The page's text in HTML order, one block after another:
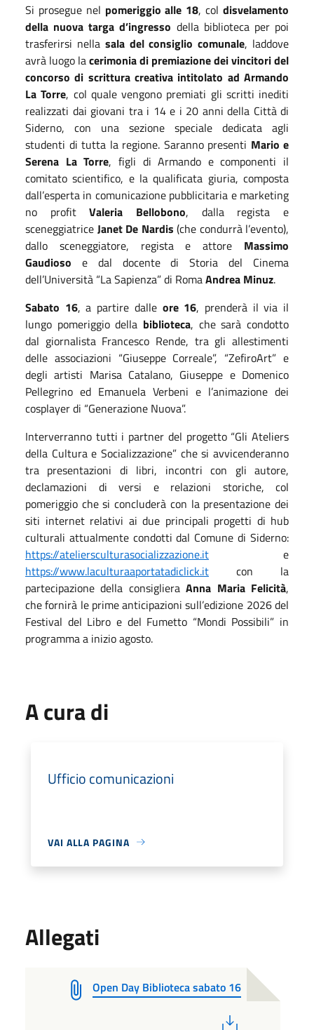
Si prosegue nel pomeriggio alle 18, coldisvelamento
della nuova targa d’ingresso della biblioteca per poi
trasferirsi nella sala del consiglio comunale, laddove
avrà luogo lacerimonia di premiazione dei vincitori del
concorso di scrittura creativa intitolato ad Armando
La Torre, col quale vengono premiati gli scritti inediti
realizzati dai giovani tra i 14 e i 20 anni della Città di
Siderno, con una sezione speciale dedicata agli
studenti di tutta la regione. Saranno presenti Mario e
Serena La Torre, figli di Armando e componenti il
comitato scientifico, e la qualificata giuria, composta
dall’esperta in comunicazione pubblicitaria e marketing
no profitValeria Bellobono, dalla regista e
sceneggiatrice Janet De Nardis (che condurrà l’evento),
dallo sceneggiatore, regista e attore Massimo
Gaudioso e dal docente di Storia del Cinema
dell’Università “La Sapienza” di RomaAndrea Minuz.
Sabato 16, a partire dalle ore 16, prenderà il via il
lungo pomeriggio della biblioteca, che sarà condotto
dal giornalista Francesco Rende, tra gli allestimenti
delle associazioni “Giuseppe Correale”, “ZefiroArt” e
degli artisti Marisa Catalano, Giuseppe e Domenico
Pellegrino ed Emanuela Verbeni e l’animazione dei
cosplayer di “Generazione Nuova”.
Interverranno tutti i partner del progetto “Gli Ateliers
della Cultura e Socializzazione” che si avvicenderanno
tra presentazioni di libri, incontri con gli autore,
declamazioni di versi e relazioni storiche, col
pomeriggio che si concluderà con la presentazione dei
siti internet relativi ai due principali progetti di hub
culturali attualmente condotti dal Comune di Siderno:
https://ateliersculturasocializzazione.it e
https://www.laculturaaportatadiclick.it con la
partecipazione della consiglieraAnna Maria Felicità,
che fornirà le prime anticipazioni sull’edizione 2026 del
Festival del Libro e del Fumetto “Mondi Possibili” in
programma a inizio agosto.
A cura di
Ufficio comunicazioni
VAI ALLA PAGINA
Allegati
Open Day Biblioteca sabato 16